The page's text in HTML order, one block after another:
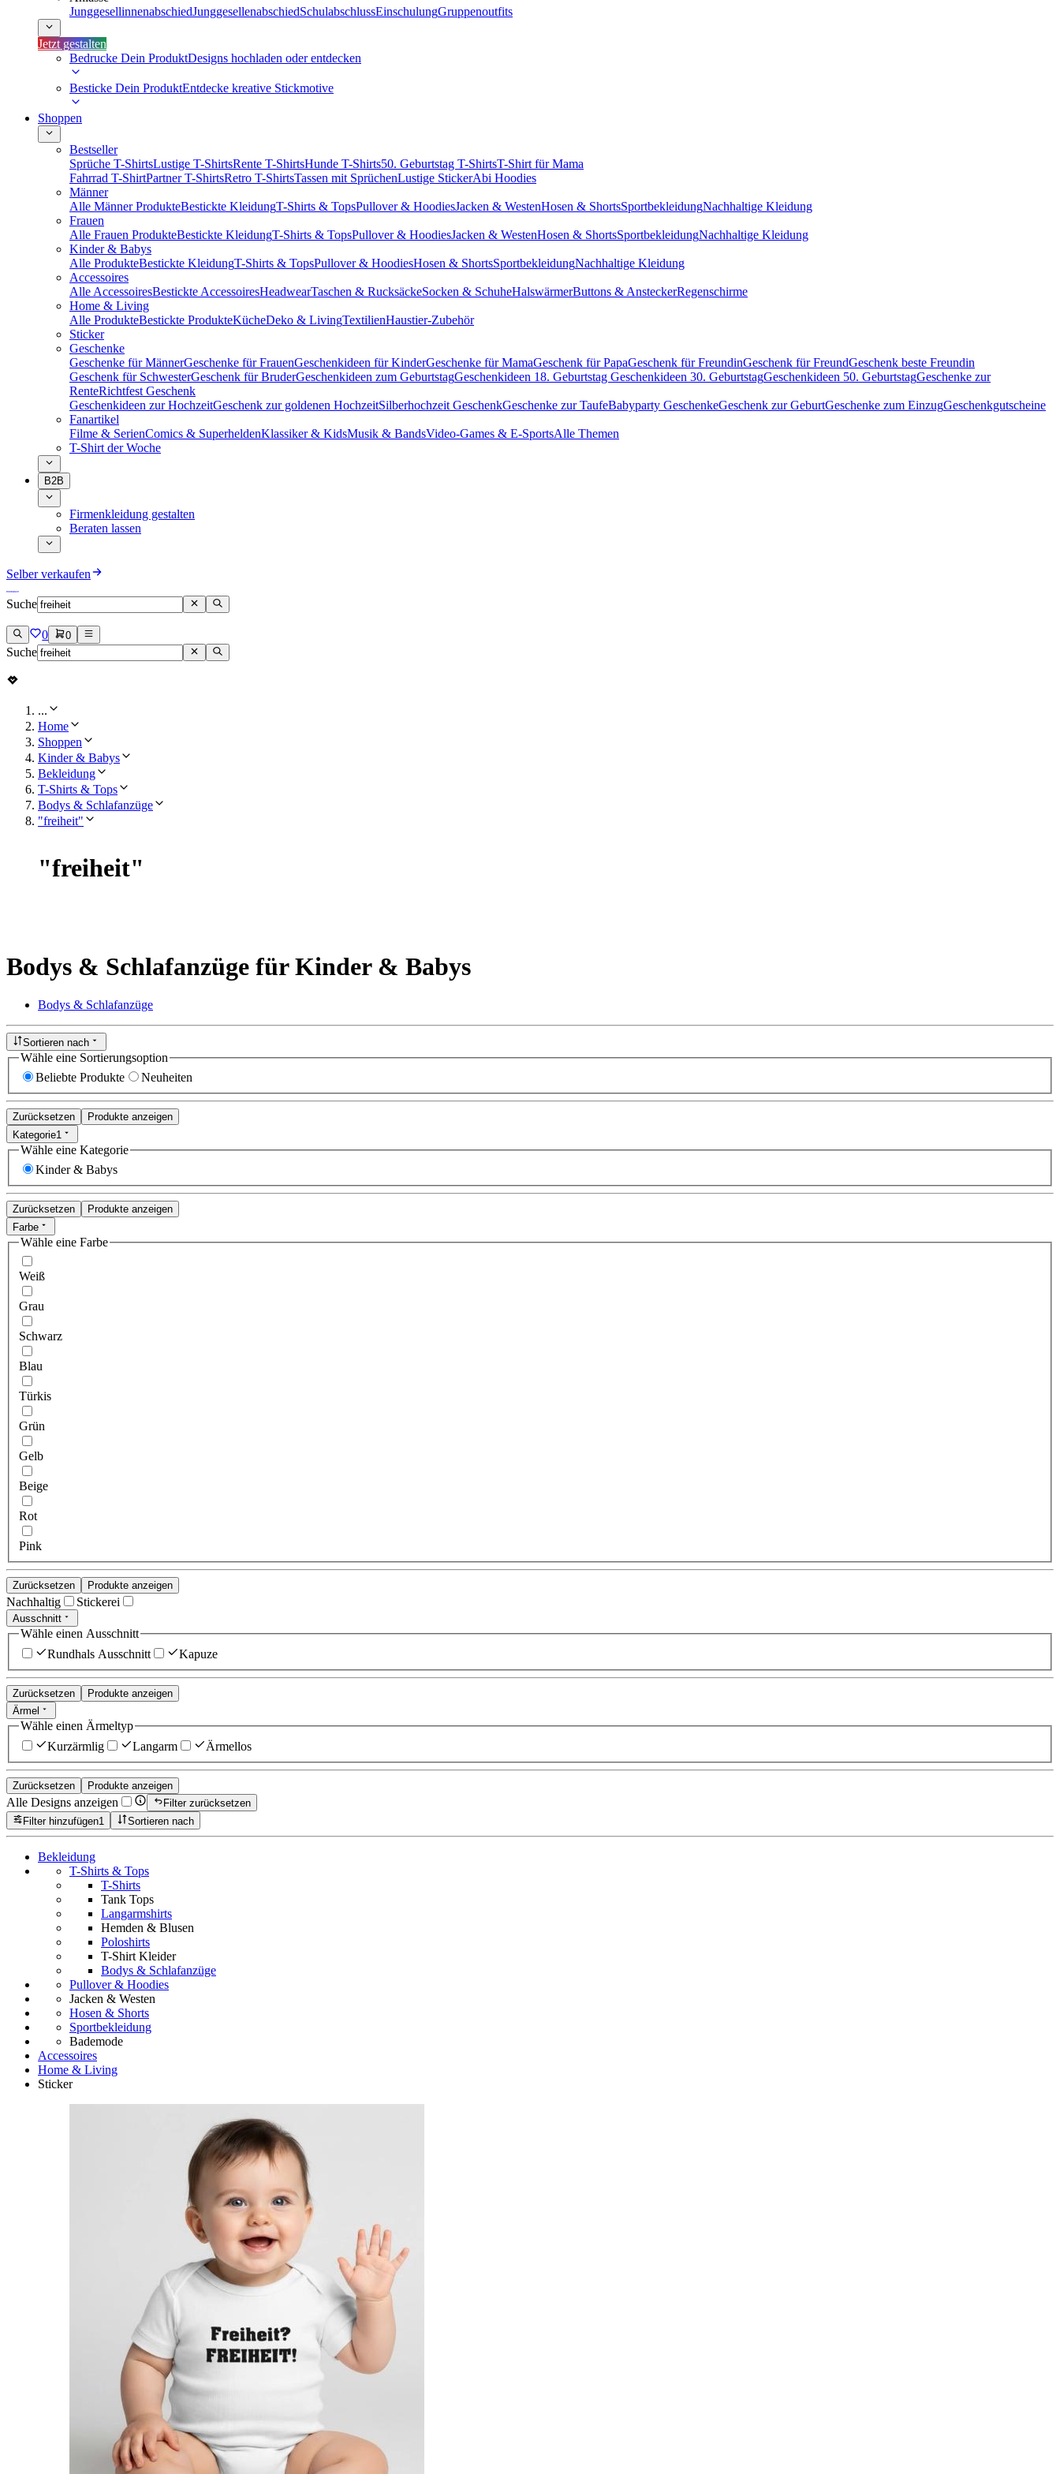
JunggesellinnenabschiedJunggesellenabschiedSchulabschlussEinschulungGruppenoutfits
Jetzt gestalten
Bedrucke Dein ProduktDesigns hochladen oder entdecken
Besticke Dein ProduktEntdecke kreative Stickmotive
Shoppen
Bestseller
Sprüche T-ShirtsLustige T-ShirtsRente T-ShirtsHunde T-Shirts50. Geburtstag T-ShirtsT-Shirt für Mama
Fahrrad T-ShirtPartner T-ShirtsRetro T-ShirtsTassen mit SprüchenLustige StickerAbi Hoodies
Männer
Alle Männer ProdukteBestickte KleidungT-Shirts & TopsPullover & HoodiesJacken & WestenHosen & ShortsSportbekleidungNachhaltige Kleidung
Frauen
Alle Frauen ProdukteBestickte KleidungT-Shirts & TopsPullover & HoodiesJacken & WestenHosen & ShortsSportbekleidungNachhaltige Kleidung
Kinder & Babys
Alle ProdukteBestickte KleidungT-Shirts & TopsPullover & HoodiesHosen & ShortsSportbekleidungNachhaltige Kleidung
Accessoires
Alle AccessoiresBestickte AccessoiresHeadwearTaschen & RucksäckeSocken & SchuheHalswärmerButtons & AnsteckerRegenschirme
Home & Living
Alle ProdukteBestickte ProdukteKücheDeko & LivingTextilienHaustier-Zubehör
Sticker
Geschenke
Geschenke für MännerGeschenke für FrauenGeschenkideen für KinderGeschenke für MamaGeschenk für PapaGeschenk für FreundinGeschenk für FreundGeschenk beste Freundin
Geschenk für SchwesterGeschenk für BruderGeschenkideen zum GeburtstagGeschenkideen 18. Geburtstag Geschenkideen 30. GeburtstagGeschenkideen 50. GeburtstagGeschenke zur
RenteRichtfest Geschenk
Geschenkideen zur HochzeitGeschenk zur goldenen HochzeitSilberhochzeit GeschenkGeschenke zur TaufeBabyparty GeschenkeGeschenk zur GeburtGeschenke zum EinzugGeschenkgutscheine
Fanartikel
Filme & SerienComics & SuperheldenKlassiker & KidsMusik & BandsVideo-Games & E-SportsAlle Themen
T-Shirt der Woche
B2B
Firmenkleidung gestalten
Beraten lassen
Selber verkaufen
Suche
0 0
Suche
...
Home
Shoppen
Kinder & Babys
Bekleidung
T-Shirts & Tops
Bodys & Schlafanzüge
"freiheit"
"freiheit"
Bodys & Schlafanzüge für Kinder & Babys
Bodys & Schlafanzüge
Sortieren nach
Wähle eine Sortierungsoption
Beliebte Produkte
Neuheiten
Zurücksetzen
Produkte anzeigen
Kategorie1
Wähle eine Kategorie
Kinder & Babys
Zurücksetzen
Produkte anzeigen
Farbe
Wähle eine Farbe
Weiß
Grau
Schwarz
Blau
Türkis
Grün
Gelb
Beige
Rot
Pink
Zurücksetzen Produkte anzeigen
Nachhaltig Stickerei
Ausschnitt
Wähle einen Ausschnitt
Rundhals Ausschnitt
Kapuze
Zurücksetzen
Produkte anzeigen
Ärmel
Wähle einen Ärmeltyp
Kurzärmlig
Langarm Ärmellos
Zurücksetzen Produkte anzeigen
Alle Designs anzeigen
Filter zurücksetzen
Filter hinzufügen1 Sortieren nach
Bekleidung
T-Shirts & Tops
T-Shirts
Tank Tops
Langarmshirts
Hemden & Blusen
Poloshirts
T-Shirt Kleider
Bodys & Schlafanzüge
Pullover & Hoodies
Jacken & Westen
Hosen & Shorts
Sportbekleidung
Bademode
Accessoires
Home & Living
Sticker